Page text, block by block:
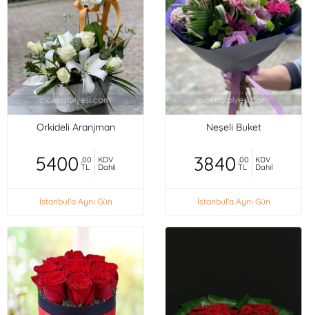
Orkideli Aranjman
5400 ,00
TL
KDV
Dahil
İstanbul'a Aynı Gün
Neşeli Buket
3840 ,00
TL
KDV
Dahil
İstanbul'a Aynı Gün